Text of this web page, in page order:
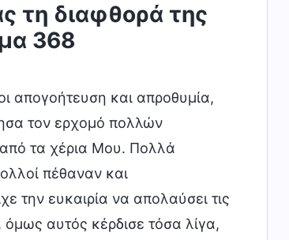
τη διαφθορά της
368
απογοήτευση και απροθυμία,
τον ερχομό πολλών
τα χέρια Μου. Πολλά
πέθαναν και
την ευκαιρία να απολαύσει τις
αυτός κέρδισε τόσα λίγα,